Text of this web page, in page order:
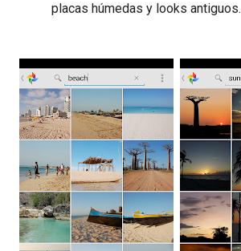
placas húmedas y looks antiguos.